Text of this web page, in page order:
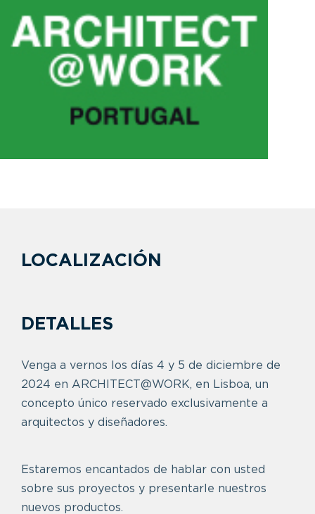
LOCALIZACIÓN
DETALLES
Venga a vernos los días 4 y 5 de diciembre de
2024 en ARCHITECT@WORK, en Lisboa, un
concepto único reservado exclusivamente a
arquitectos y diseñadores.
Estaremos encantados de hablar con usted
sobre sus proyectos y presentarle nuestros
nuevos productos.